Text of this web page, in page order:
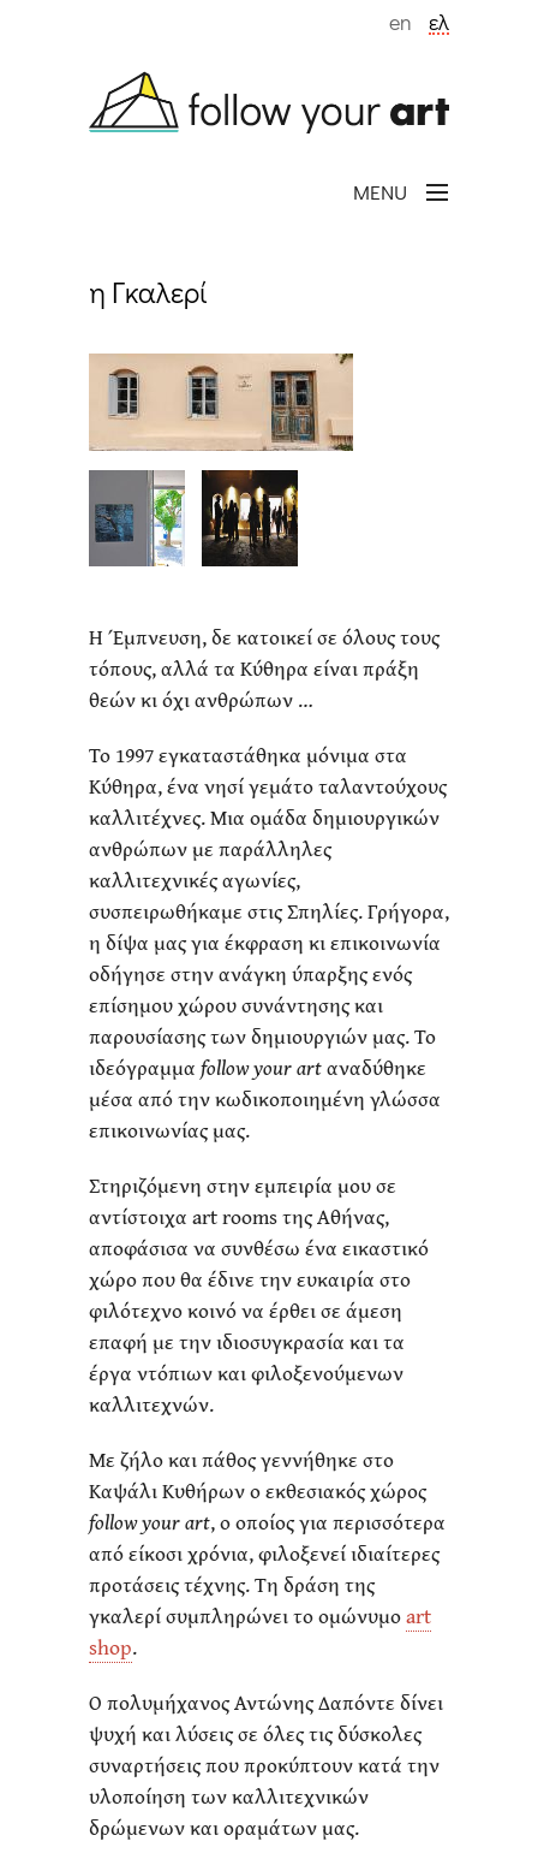
en ελ
MENU
η Γκαλερί
Η Έμπνευση, δε κατοικεί σε όλους τους
τόπους, αλλά τα Κύθηρα είναι πράξη
θεών κι όχι ανθρώπων …
Το 1997 εγκαταστάθηκα μόνιμα στα
Κύθηρα, ένα νησί γεμάτο ταλαντούχους
καλλιτέχνες. Μια ομάδα δημιουργικών
ανθρώπων με παράλληλες
καλλιτεχνικές αγωνίες,
συσπειρωθήκαμε στις Σπηλίες. Γρήγορα,
η δίψα μας για έκφραση κι επικοινωνία
οδήγησε στην ανάγκη ύπαρξης ενός
επίσημου χώρου συνάντησης και
παρουσίασης των δημιουργιών μας. Το
ιδεόγραμμα follow your artαναδύθηκε
μέσα από την κωδικοποιημένη γλώσσα
επικοινωνίας μας.
Στηριζόμενη στην εμπειρία μου σε
αντίστοιχα art rooms της Αθήνας,
αποφάσισα να συνθέσω ένα εικαστικό
χώρο που θα έδινε την ευκαιρία στο
φιλότεχνο κοινό να έρθει σε άμεση
επαφή με την ιδιοσυγκρασία και τα
έργα ντόπιων και φιλοξενούμενων
καλλιτεχνών.
Με ζήλο και πάθος γεννήθηκε στο
Καψάλι Κυθήρων ο εκθεσιακός χώρος
follow your art, ο οποίος για περισσότερα
από είκοσι χρόνια, φιλοξενεί ιδιαίτερες
προτάσεις τέχνης. Τη δράση της
γκαλερί συμπληρώνει το ομώνυμοart
shop.
Ο πολυμήχανος Αντώνης Δαπόντε δίνει
ψυχή και λύσεις σε όλες τις δύσκολες
συναρτήσεις που προκύπτουν κατά την
υλοποίηση των καλλιτεχνικών
δρώμενων και οραμάτων μας.